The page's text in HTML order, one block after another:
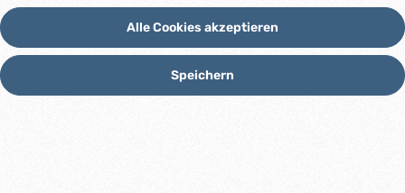
Alle Cookies akzeptieren
Speichern